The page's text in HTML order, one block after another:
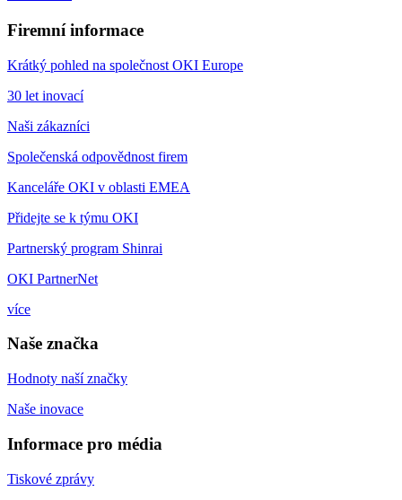
Firemní informace
Krátký pohled na společnost OKI Europe
30 let inovací
Naši zákazníci
Společenská odpovědnost firem
Kanceláře OKI v oblasti EMEA
Přidejte se k týmu OKI
Partnerský program Shinrai
OKI PartnerNet
více
Naše značka
Hodnoty naší značky
Naše inovace
Informace pro média
Tiskové zprávy